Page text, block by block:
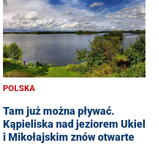
POLSKA
Tam już można pływać.
Kąpieliska nad jeziorem Ukiel
i Mikołajskim znów otwarte